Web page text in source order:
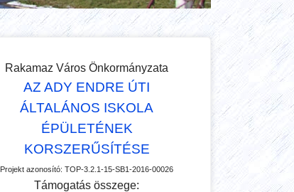
Rakamaz Város Önkormányzata
AZ ADY ENDRE ÚTI
ÁLTALÁNOS ISKOLA
ÉPÜLETÉNEK
KORSZERŰSÍTÉSE
Projekt azonosító: TOP-3.2.1-15-SB1-2016-00026
Támogatás összege: